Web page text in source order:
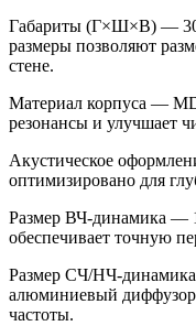
Габариты (Г×Ш×В) —
размеры позволяют
стене.
Материал корпуса —
резонансы и улучшает
Акустическое
оптимизировано для
Размер ВЧ‑динамика —
обеспечивает точную
Размер СЧ/НЧ‑динамика
алюминиевый
частоты.